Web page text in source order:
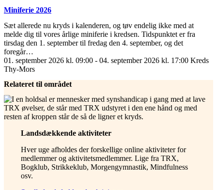
Miniferie 2026
Sæt allerede nu kryds i kalenderen, og tøv endelig ikke med at
melde dig til vores årlige miniferie i kredsen. Tidspunktet er fra
tirsdag den 1. september til fredag den 4. september, og det
foregår…
01. september 2026 kl. 09:00 - 04. september 2026 kl. 17:00 Kreds
Thy-Mors
Relateret til området
Landsdækkende aktiviteter
Hver uge afholdes der forskellige online aktiviteter for
medlemmer og aktivitetsmedlemmer. Lige fra TRX,
Bogklub, Strikkeklub, Morgengymnastik, Mindfulness
osv.